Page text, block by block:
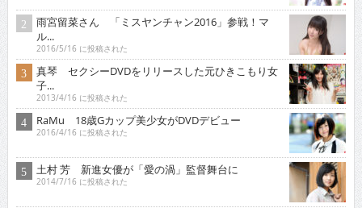
雨宮留菜さん 「ミスヤンチャン2016」参戦！マ
ル...
2016/5/16 に投稿された
真琴 セクシーDVDをリリースした元ひきこもり女
子...
2013/4/16 に投稿された
RaMu 18歳Gカップ美少女がDVDデビュー
2016/4/16 に投稿された
土村 芳 新進女優が「愛の渦」監督舞台に
2014/7/16 に投稿された